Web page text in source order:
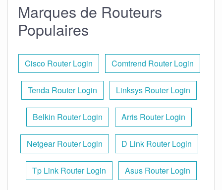
Marques de Routeurs
Populaires
Cisco Router Login Comtrend Router Login
Tenda Router Login Linksys Router Login
Belkin Router Login Arris Router Login
Netgear Router Login D Link Router Login
Tp Link Router Login Asus Router Login